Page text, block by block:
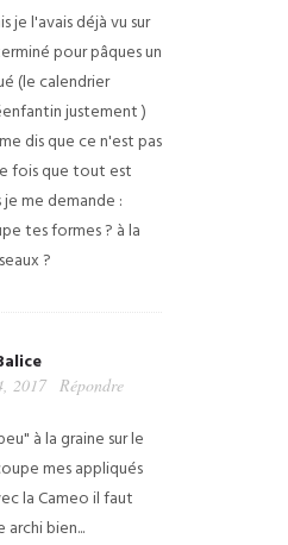
je l'avais déjà vu sur
pour pâques un
(le calendrier
justement )
dis que ce n'est pas
fois que tout est
je me demande :
tes formes ? à la
?
2017 Répondre
à la graine sur le
mes appliqués
la Cameo il faut
archi bien...